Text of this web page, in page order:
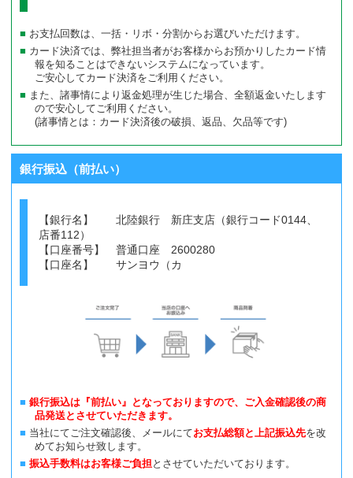
お支払回数は、一括・リボ・分割からお選びいただけます。
カード決済では、弊社担当者がお客様からお預かりしたカード情
報を知ることはできないシステムになっています。
ご安心してカード決済をご利用ください。
また、諸事情により返金処理が生じた場合、全額返金いたします
ので安心してご利用ください。
(諸事情とは：カード決済後の破損、返品、欠品等です)
銀行振込（前払い）
【銀行名】 北陸銀行 新庄支店（銀行コード0144、
店番112）
【口座番号】 普通口座 2600280
【口座名】 サンヨウ（カ
銀行振込は『前払い』となっておりますので、ご入金確認後の商
品発送とさせていただきます。
当社にてご注文確認後、メールにてお支払総額と上記振込先を改
めてお知らせ致します。
振込手数料はお客様ご負担とさせていただいております。